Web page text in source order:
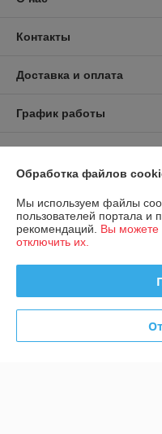
Контакты
Доставка и оплата
График работы
Сайт создан на
Обработка файлов
Мы используем файлы
пользователей портала и
рекомендаций. Вы можете
отключить их.